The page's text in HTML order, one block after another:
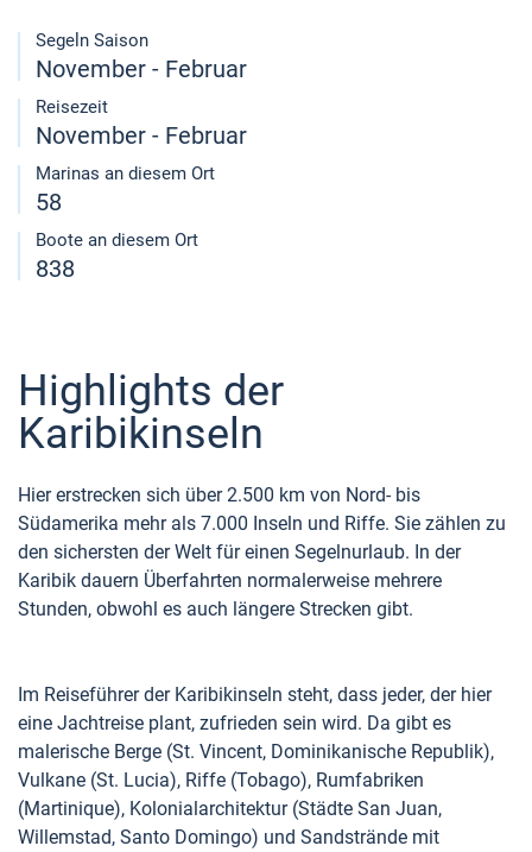
Segeln Saison
November - Februar
Reisezeit
November - Februar
Marinas an diesem Ort
58
Boote an diesem Ort
838
Highlights der
Karibikinseln
Hier erstrecken sich über 2.500 km von Nord- bis
Südamerika mehr als 7.000 Inseln und Riffe. Sie zählen zu
den sichersten der Welt für einen Segelnurlaub. In der
Karibik dauern Überfahrten normalerweise mehrere
Stunden, obwohl es auch längere Strecken gibt.
Im Reiseführer der Karibikinseln steht, dass jeder, der hier
eine Jachtreise plant, zufrieden sein wird. Da gibt es
malerische Berge (St. Vincent, Dominikanische Republik),
Vulkane (St. Lucia), Riffe (Tobago), Rumfabriken
(Martinique), Kolonialarchitektur (Städte San Juan,
Willemstad, Santo Domingo) und Sandstrände mit